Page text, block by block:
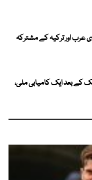
عرب اور ترکیہ کے مشترکہ
کے بعد ایک کامیابی ملی،